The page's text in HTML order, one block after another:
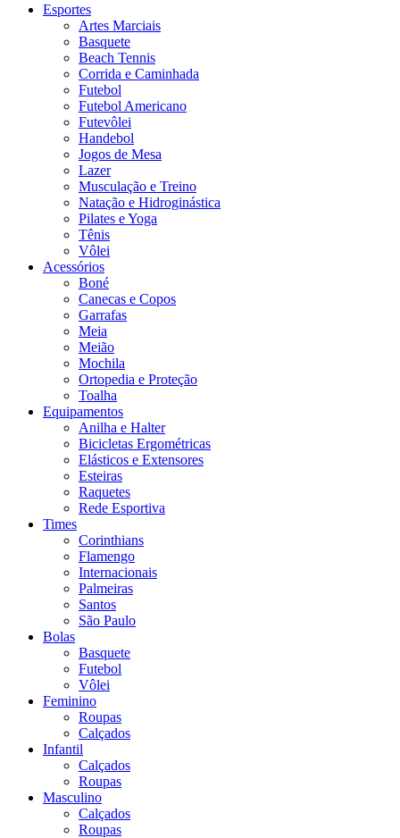
Esportes
Artes Marciais
Basquete
Beach Tennis
Corrida e Caminhada
Futebol
Futebol Americano
Futevôlei
Handebol
Jogos de Mesa
Lazer
Musculação e Treino
Natação e Hidroginástica
Pilates e Yoga
Tênis
Vôlei
Acessórios
Boné
Canecas e Copos
Garrafas
Meia
Meião
Mochila
Ortopedia e Proteção
Toalha
Equipamentos
Anilha e Halter
Bicicletas Ergométricas
Elásticos e Extensores
Esteiras
Raquetes
Rede Esportiva
Times
Corinthians
Flamengo
Internacionais
Palmeiras
Santos
São Paulo
Bolas
Basquete
Futebol
Vôlei
Feminino
Roupas
Calçados
Infantil
Calçados
Roupas
Masculino
Calçados
Roupas